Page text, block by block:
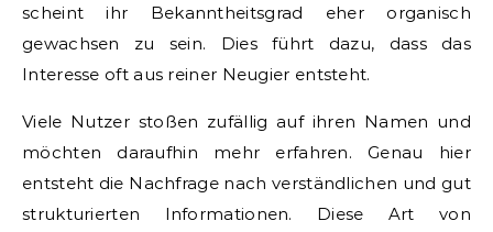
scheint ihr Bekanntheitsgrad eher organisch
gewachsen zu sein. Dies führt dazu, dass das
Interesse oft aus reiner Neugier entsteht.
Viele Nutzer stoßen zufällig auf ihren Namen und
möchten daraufhin mehr erfahren. Genau hier
entsteht die Nachfrage nach verständlichen und gut
strukturierten Informationen. Diese Art von